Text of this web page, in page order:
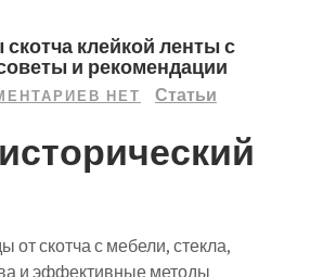
клейкой ленты с
и рекомендации
НЕТ Статьи